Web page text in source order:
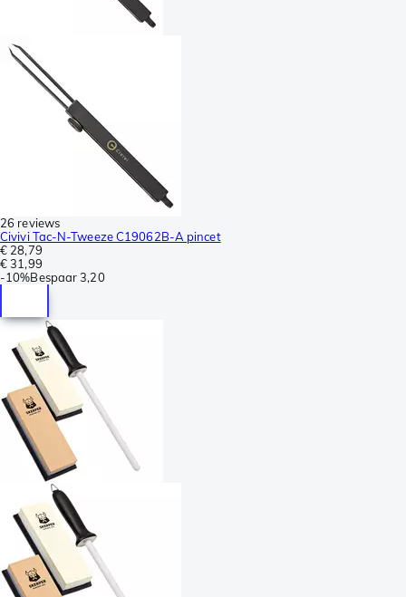
26 reviews
Civivi Tac-N-Tweeze C19062B-A pincet
€ 28,79
€ 31,99
-10%Bespaar 3,20